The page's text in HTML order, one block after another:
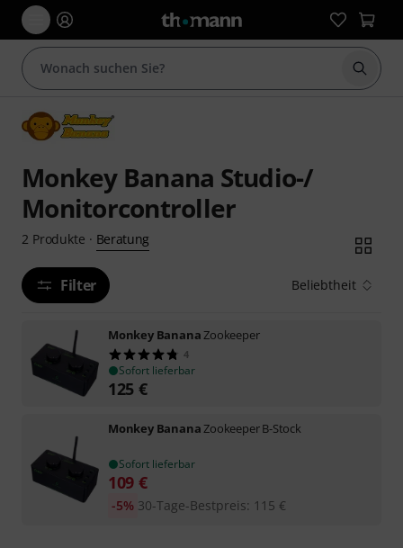
Suche
Monkey Banana Studio-/
Monitorcontroller
2 Produkte · Beratung
Filter Beliebtheit
Monkey Banana Zookeeper
4
Sofort lieferbar
125 €
Monkey Banana Zookeeper B-Stock
Sofort lieferbar
109 €
30-Tage-Bestpreis: 115 €
-5%